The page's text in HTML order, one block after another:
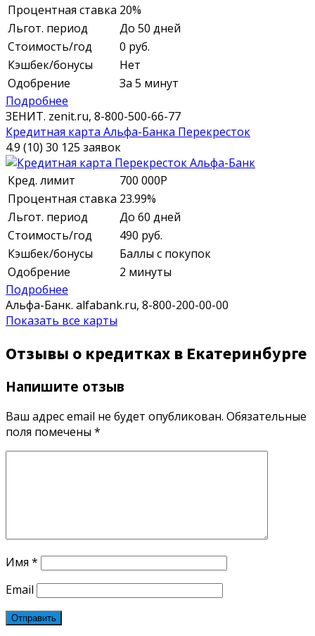
Процентная ставка 20%
Льгот. период
До 50 дней
Стоимость/год
0 руб.
Кэшбек/бонусы
Нет
Одобрение
За 5 минут
Подробнее
ЗЕНИТ. zenit.ru, 8-800-500-66-77
Кредитная карта Альфа-Банка Перекресток
4.9 (10) 30 125 заявок
Кред. лимит 700 000Р
Процентная ставка 23.99%
Льгот. период
До 60 дней
Стоимость/год
490 руб.
Кэшбек/бонусы
Баллы с покупок
Одобрение
2 минуты
Подробнее
Альфа-Банк. alfabank.ru, 8-800-200-00-00
Показать все карты
Отзывы о кредитках в Екатеринбурге
Напишите отзыв
Ваш адрес email не будет опубликован. Обязательные
поля помечены *
Имя *
Email